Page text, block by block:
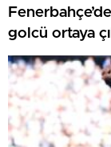
golcü ortaya